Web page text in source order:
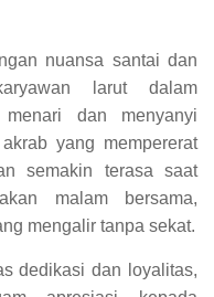
nuansa santai dan
larut dalam
dan menyanyi
yang mempererat
semakin terasa saat
malam bersama,
mengalir tanpa sekat.
dedikasi dan loyalitas,